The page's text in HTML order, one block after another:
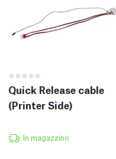
Quick Release cable
(Printer Side)
In magazzino